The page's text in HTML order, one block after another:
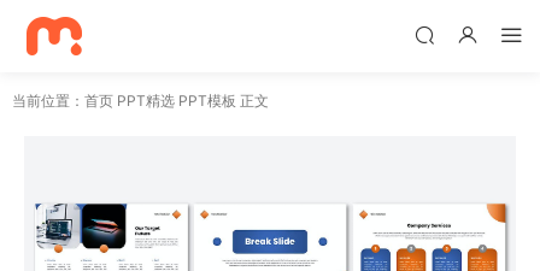
当前位置： 首页 PPT精选 PPT模板 正文